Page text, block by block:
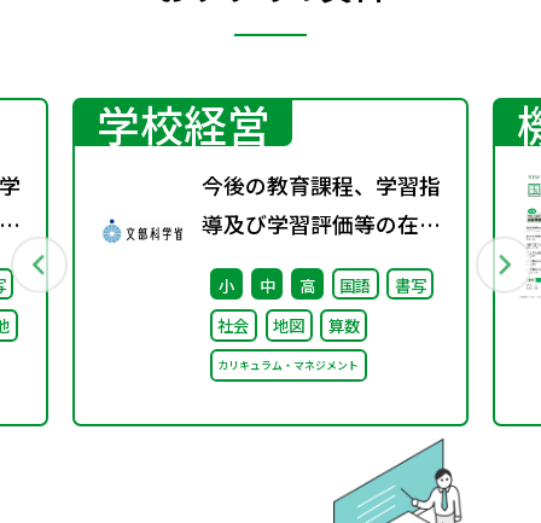
学校経営
今後の教育課程、学習指
導及び学習評価等の在り
方に関する有識者検討会
の論点整理を掲載しまし
た
小 中 高 国語
書写
社会
地図 算数
カリキュラム・マネジメント